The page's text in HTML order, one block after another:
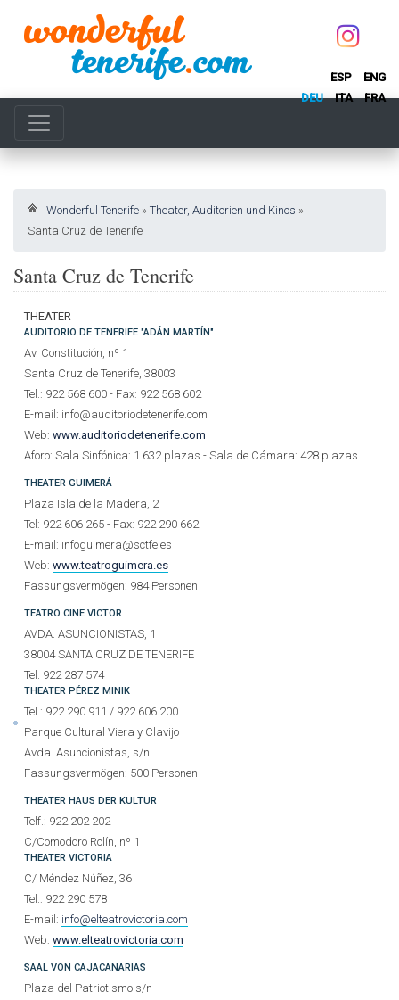
ESP
ENG
DEU
ITA FRA
Wonderful Tenerife » Theater, Auditorien und Kinos »
Santa Cruz de Tenerife
Santa Cruz de Tenerife
THEATER
AUDITORIO DE TENERIFE "ADÁN MARTÍN"
Av. Constitución, nº 1
Santa Cruz de Tenerife, 38003
Tel.: 922 568 600 - Fax: 922 568 602
E-mail: info@auditoriodetenerife.com
Web: www.auditoriodetenerife.com
Aforo: Sala Sinfónica: 1.632 plazas - Sala de Cámara: 428 plazas
THEATER GUIMERÁ
Plaza Isla de la Madera, 2
Tel: 922 606 265 - Fax: 922 290 662
E-mail: infoguimera@sctfe.es
Web: www.teatroguimera.es
Fassungsvermögen: 984 Personen
TEATRO CINE VICTOR
AVDA. ASUNCIONISTAS, 1
38004 SANTA CRUZ DE TENERIFE
Tel. 922 287 574
THEATER PÉREZ MINIK
Tel.: 922 290 911 / 922 606 200
Parque Cultural Viera y Clavijo
Avda. Asuncionistas, s/n
Fassungsvermögen: 500 Personen
THEATER HAUS DER KULTUR
Telf.: 922 202 202
C/Comodoro Rolín, nº 1
THEATER VICTORIA
C/ Méndez Núñez, 36
Tel.: 922 290 578
E-mail: info@elteatrovictoria.com
Web: www.elteatrovictoria.com
SAAL VON CAJACANARIAS
Plaza del Patriotismo s/n